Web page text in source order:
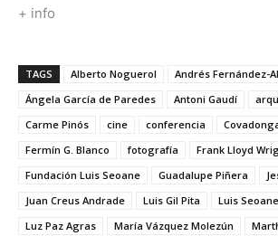
+ info
TAGS Alberto Noguerol
Andrés Fernández-
Ángela García de Paredes
Antoni Gaudí
Carme Pinós
cine conferencia
Fermín G. Blanco
fotografía
Frank Lloyd
Fundación Luis Seoane
Guadalupe Piñera
Juan Creus Andrade
Luis Gil Pita
Luis
Luz Paz Agras
María Vázquez Molezún